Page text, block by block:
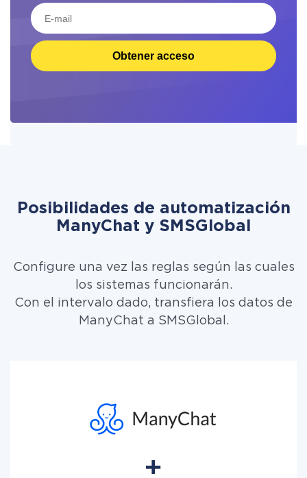
Obtener acceso
Posibilidades de automatización
ManyChat y SMSGlobal
Configure una vez las reglas según las cuales
los sistemas funcionarán.
Con el intervalo dado, transfiera los datos de
ManyChat a SMSGlobal.